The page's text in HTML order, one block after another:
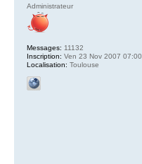
Administrateur
Messages: 11132
Inscription: Ven 23 Nov 2007 07:00
Localisation: Toulouse